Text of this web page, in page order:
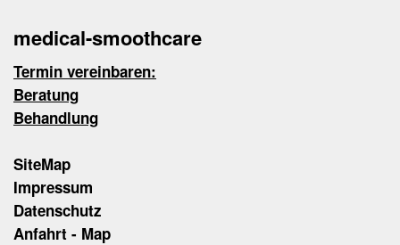
medical-smoothcare
Termin vereinbaren:
Beratung
Behandlung
SiteMap
Impressum
Datenschutz
Anfahrt - Map